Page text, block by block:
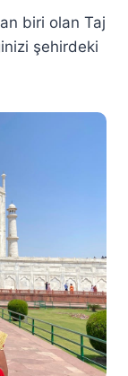
biri olan Taj
şehirdeki